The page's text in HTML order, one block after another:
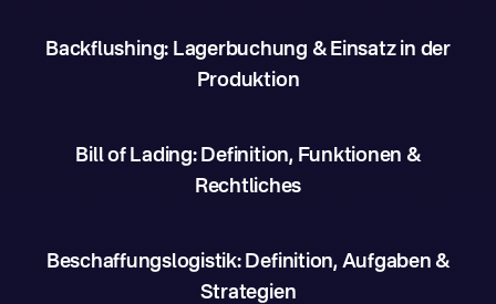
Backflushing: Lagerbuchung & Einsatz in der
Produktion
Bill of Lading: Definition, Funktionen &
Rechtliches
Beschaffungslogistik: Definition, Aufgaben &
Strategien